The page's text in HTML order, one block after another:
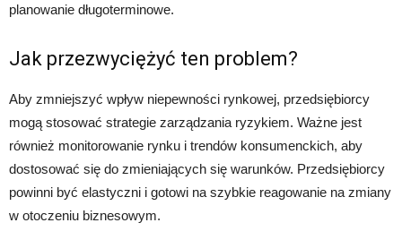
planowanie długoterminowe.
Jak przezwyciężyć ten problem?
Aby zmniejszyć wpływ niepewności rynkowej, przedsiębiorcy
mogą stosować strategie zarządzania ryzykiem. Ważne jest
również monitorowanie rynku i trendów konsumenckich, aby
dostosować się do zmieniających się warunków. Przedsiębiorcy
powinni być elastyczni i gotowi na szybkie reagowanie na zmiany
w otoczeniu biznesowym.